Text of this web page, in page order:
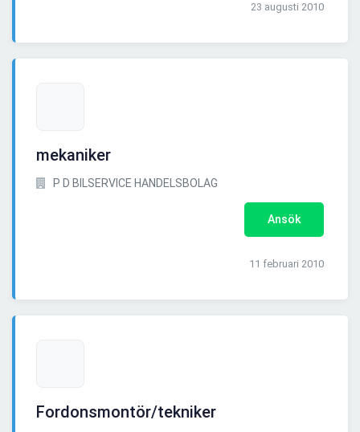
23 augusti 2010
mekaniker
P D BILSERVICE HANDELSBOLAG
Ansök
11 februari 2010
Fordonsmontör/tekniker